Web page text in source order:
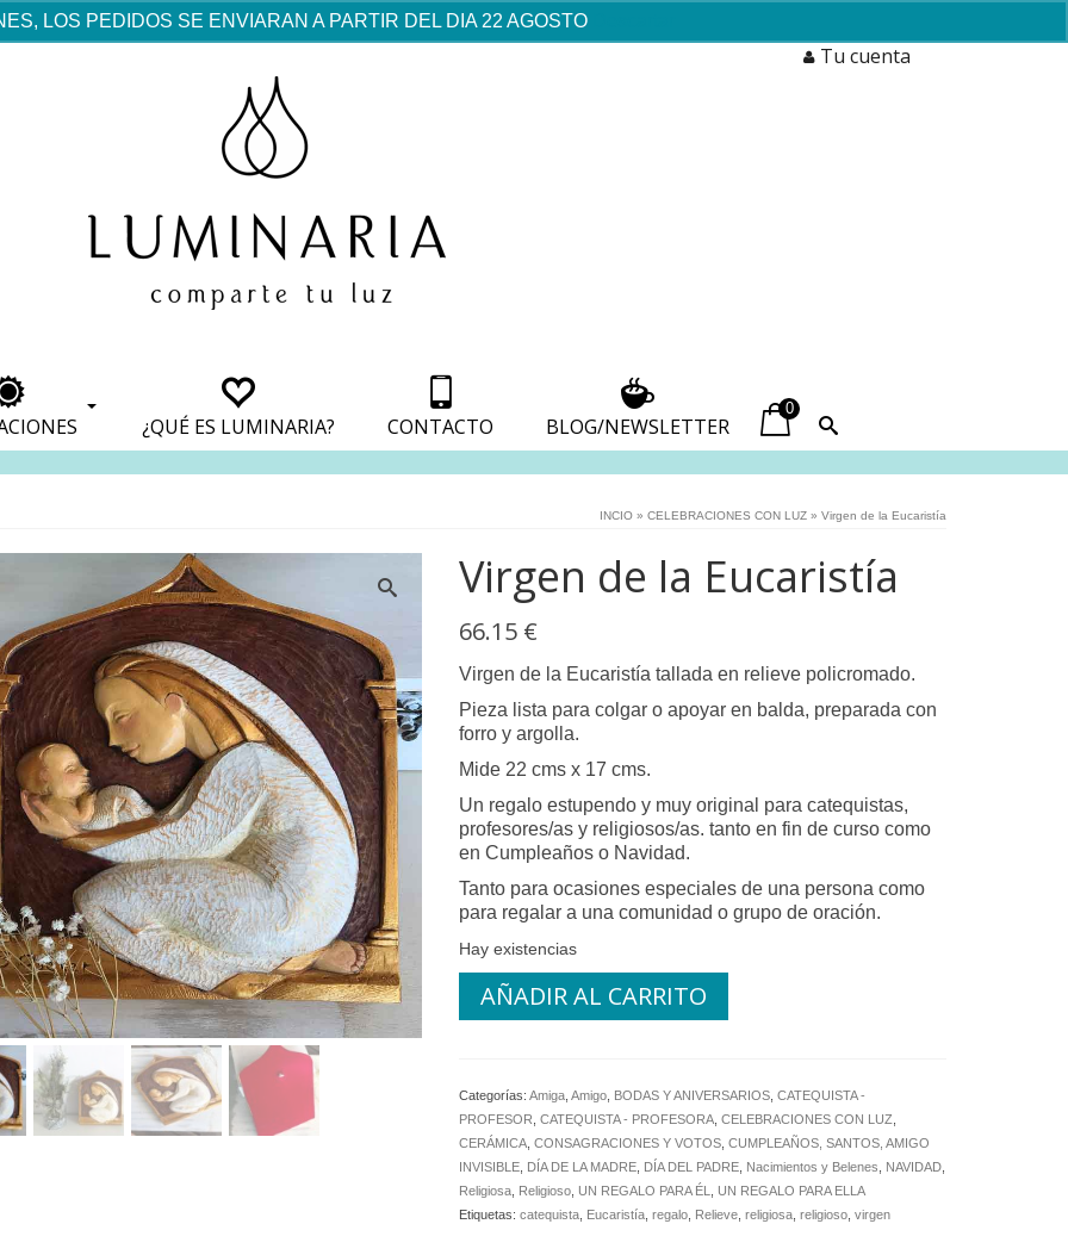
LOS PEDIDOS SE ENVIARAN A PARTIR DEL DIA 22 AGOSTO
Tu cuenta
avec une analyse de son
¿QUÉ ES LUMINARIA? CONTACTO BLOG/NEWSLETTER
0
INCIO » CELEBRACIONES CON LUZ » Virgen de la Eucaristía
Virgen de la Eucaristía
66.15 €
Virgen de la Eucaristía tallada en relieve policromado.
Pieza lista para colgar o apoyar en balda, preparada con
forro y argolla.
Mide 22 cms x 17 cms.
Un regalo estupendo y muy original para catequistas,
profesores/as y religiosos/as. tanto en fin de curso como
en Cumpleaños o Navidad.
Tanto para ocasiones especiales de una persona como
para regalar a una comunidad o grupo de oración.
Hay existencias
AÑADIR AL CARRITO
Categorías:Amiga ,Amigo BODAS Y ANIVERSARIOS ,CATEQUISTA -
PROFESOR ,CATEQUISTA - PROFESORA ,CELEBRACIONES CON LUZ
CERÁMICA ,CONSAGRACIONES Y VOTOS ,CUMPLEAÑOS, SANTOS, AMIGO
INVISIBLE DÍA DE LA MADRE DÍA DEL PADRE Nacimientos y Belenes NAVIDAD
Religiosa Religioso UN REGALO PARA ÉL
UN REGALO PARA ELLA
Etiquetas:catequista Eucaristía ,regalo Relieve ,religiosa ,religioso ,virgen